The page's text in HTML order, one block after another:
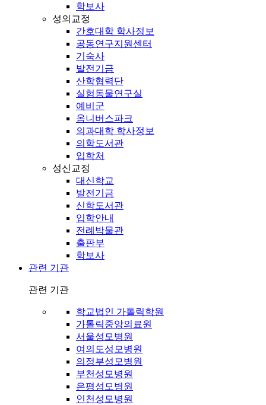
학보사
성의교정
간호대학 학사정보
공동연구지원센터
기숙사
발전기금
산학협력단
실험동물연구실
예비군
옴니버스파크
의과대학 학사정보
의학도서관
입학처
성신교정
대신학교
발전기금
신학도서관
입학안내
전례박물관
출판부
학보사
관련 기관
관련 기관
학교법인 가톨릭학원
가톨릭중앙의료원
서울성모병원
여의도성모병원
의정부성모병원
부천성모병원
은평성모병원
인천성모병원